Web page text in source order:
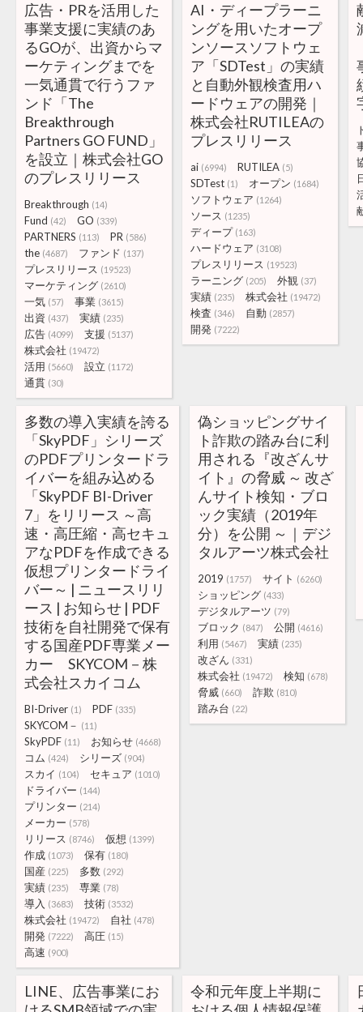
広告・PRを活用した
事業支援に実績のあ
るGOが、出資からマ
ーケティングまでを
一気通貫で行うファ
ンド「The
Breakthrough
Partners GO FUND」
を設立｜株式会社GO
のプレスリリース
Breakthrough (14)
Fund (42) GO (339)
PARTNERS (113) PR (586)
the (4687) ファンド (137)
プレスリリース (19523)
マーケティング (2610)
一気 (57) 事業 (3615)
出資 (437) 実績 (235)
広告 (4099) 支援 (5137)
株式会社 (19472)
活用 (5660) 設立 (1172)
通貫 (30)
AI・ディープラーニ
ングを用いたオープ
ンソースソフトウェ
ア「SDTest」の実績
と自動外観検査用ハ
ードウェアの開発｜
株式会社RUTILEAの
プレスリリース
ai (6994) RUTILEA (5)
SDTest (1) オープン (1684)
ソフトウェア (1264)
ソース (1235)
ディープ (163)
ハードウェア (3108)
プレスリリース (19523)
ラーニング (205) 外観 (37)
実績 (235) 株式会社 (19472)
検査 (346) 自動 (2857)
開発 (7222)
多数の導入実績を誇る
「SkyPDF」シリーズ
のPDFプリンタードラ
イバーを組み込める
「SkyPDF BI-Driver
7」をリリース ～高
速・高圧縮・高セキュ
アなPDFを作成できる
仮想プリンタードライ
バー～ | ニュースリリ
ース | お知らせ | PDF
技術を自社開発で保有
する国産PDF専業メー
カー SKYCOM－株
式会社スカイコム
BI-Driver (1) PDF (335)
SKYCOM－ (11)
SkyPDF (11) お知らせ (4668)
コム (424) シリーズ (904)
スカイ (104) セキュア (1010)
ドライバー (144)
プリンター (214)
メーカー (578)
リリース (8746) 仮想 (1399)
作成 (1073) 保有 (180)
国産 (225) 多数 (292)
実績 (235) 専業 (78)
導入 (3683) 技術 (3532)
株式会社 (19472) 自社 (478)
開発 (7222) 高圧 (15)
高速 (900)
偽ショッピングサイ
ト詐欺の踏み台に利
用される『改ざんサ
イト』の脅威 ～ 改ざ
んサイト検知・ブロ
ック実績（2019年
分）を公開 ～｜デジ
タルアーツ株式会社
2019 (1757) サイト (6260)
ショッピング (433)
デジタルアーツ (79)
ブロック (847) 公開 (4616)
利用 (5467) 実績 (235)
改ざん (331)
株式会社 (19472) 検知 (678)
脅威 (660) 詐欺 (810)
踏み台 (22)
LINE、広告事業にお
令和元年度上半期に